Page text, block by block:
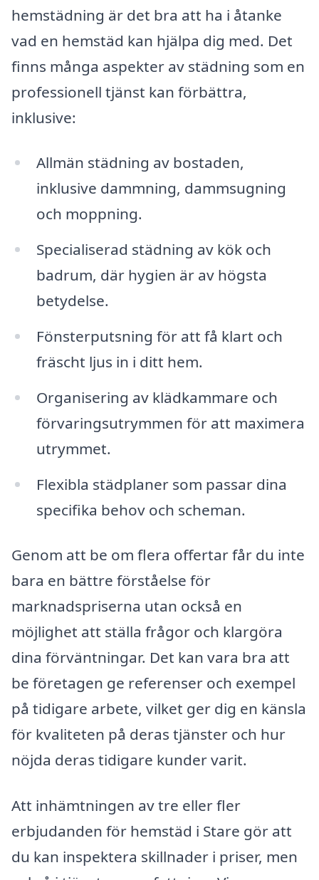
hemstädning är det bra att ha i åtanke
vad en hemstäd kan hjälpa dig med. Det
finns många aspekter av städning som en
professionell tjänst kan förbättra,
inklusive:
Allmän städning av bostaden,
inklusive dammning, dammsugning
och moppning.
Specialiserad städning av kök och
badrum, där hygien är av högsta
betydelse.
Fönsterputsning för att få klart och
fräscht ljus in i ditt hem.
Organisering av klädkammare och
förvaringsutrymmen för att maximera
utrymmet.
Flexibla städplaner som passar dina
specifika behov och scheman.
Genom att be om flera offertar får du inte
bara en bättre förståelse för
marknadspriserna utan också en
möjlighet att ställa frågor och klargöra
dina förväntningar. Det kan vara bra att
be företagen ge referenser och exempel
på tidigare arbete, vilket ger dig en känsla
för kvaliteten på deras tjänster och hur
nöjda deras tidigare kunder varit.
Att inhämtningen av tre eller fler
erbjudanden för hemstäd i Stare gör att
du kan inspektera skillnader i priser, men